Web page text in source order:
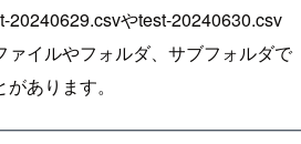
20240629.csvやtest-20240630.csv
ァイルやフォルダ、サブフォルダで
あります。